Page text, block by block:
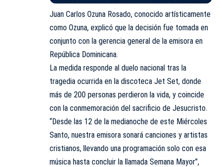
Juan Carlos Ozuna Rosado, conocido artísticamente
como Ozuna, explicó que la decisión fue tomada en
conjunto con la gerencia general de la emisora en
República Dominicana.
La medida responde al duelo nacional tras la
tragedia ocurrida en la discoteca Jet Set, donde
más de 200 personas perdieron la vida, y coincide
con la conmemoración del sacrificio de Jesucristo.
“Desde las 12 de la medianoche de este Miércoles
Santo, nuestra emisora sonará canciones y artistas
cristianos, llevando una programación solo con esa
música hasta concluir la llamada Semana Mayor”,